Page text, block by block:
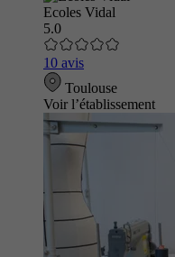
Ecoles Vidal
5.0
10 avis
Toulouse
Voir l’établissement